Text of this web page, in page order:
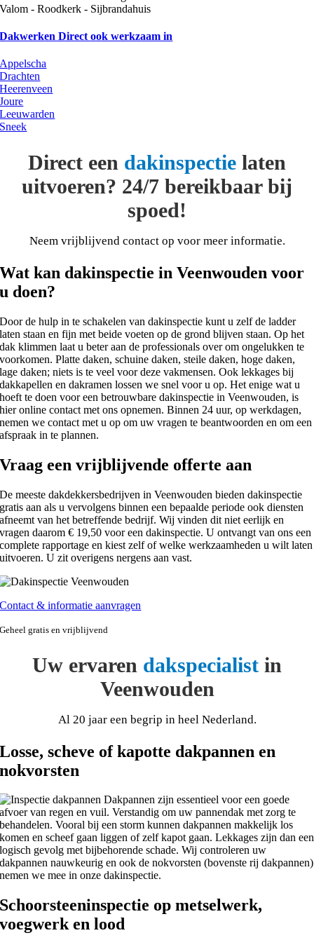
Valom - Roodkerk - Sijbrandahuis
Dakwerken Direct ook werkzaam in
Appelscha
Drachten
Heerenveen
Joure
Leeuwarden
Sneek
Direct een dakinspectie laten
uitvoeren? 24/7 bereikbaar bij
spoed!
Neem vrijblijvend contact op voor meer informatie.
Wat kan dakinspectie in Veenwouden voor
u doen?
Door de hulp in te schakelen van dakinspectie kunt u zelf de ladder
laten staan en fijn met beide voeten op de grond blijven staan. Op het
dak klimmen laat u beter aan de professionals over om ongelukken te
voorkomen. Platte daken, schuine daken, steile daken, hoge daken,
lage daken; niets is te veel voor deze vakmensen. Ook lekkages bij
dakkapellen en dakramen lossen we snel voor u op. Het enige wat u
hoeft te doen voor een betrouwbare dakinspectie in Veenwouden, is
hier online contact met ons opnemen. Binnen 24 uur, op werkdagen,
nemen we contact met u op om uw vragen te beantwoorden en om een
afspraak in te plannen.
Vraag een vrijblijvende offerte aan
De meeste dakdekkersbedrijven in Veenwouden bieden dakinspectie
gratis aan als u vervolgens binnen een bepaalde periode ook diensten
afneemt van het betreffende bedrijf. Wij vinden dit niet eerlijk en
vragen daarom € 19,50 voor een dakinspectie. U ontvangt van ons een
complete rapportage en kiest zelf of welke werkzaamheden u wilt laten
uitvoeren. U zit overigens nergens aan vast.
Contact & informatie aanvragen
Geheel gratis en vrijblijvend
Uw ervaren dakspecialist in
Veenwouden
Al 20 jaar een begrip in heel Nederland.
Losse, scheve of kapotte dakpannen en
nokvorsten
Dakpannen zijn essentieel voor een goede
afvoer van regen en vuil. Verstandig om uw pannendak met zorg te
behandelen. Vooral bij een storm kunnen dakpannen makkelijk los
komen en scheef gaan liggen of zelf kapot gaan. Lekkages zijn dan een
logisch gevolg met bijbehorende schade. Wij controleren uw
dakpannen nauwkeurig en ook de nokvorsten (bovenste rij dakpannen)
nemen we mee in onze dakinspectie.
Schoorsteeninspectie op metselwerk,
voegwerk en lood